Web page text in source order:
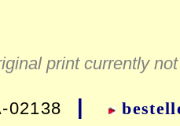
print currently
02138 |